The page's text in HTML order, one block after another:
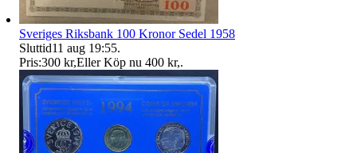
Sveriges Riksbank 100 Kronor Sedel 1958
Sluttid11 aug 19:55.
Pris:300 kr,Eller Köp nu 400 kr,.